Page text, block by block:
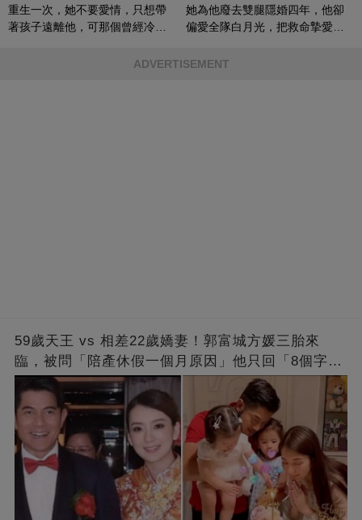
重生一次，她不要愛情，只想帶
著孩子遠離他，可那個曾經冷漠
她為他廢去雙腿隱婚四年，他卻
偏愛全隊白月光，把救命摯愛當
ADVERTISEMENT
59歲天王 vs 相差22歲嬌妻！郭富城方媛三胎來
臨，被問「陪產休假一個月原因」他只回「8個字」
被贊爆